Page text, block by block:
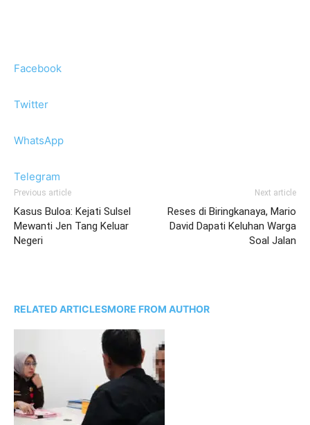
Facebook
Twitter
WhatsApp
Telegram
Previous article
Kasus Buloa: Kejati Sulsel
Mewanti Jen Tang Keluar
Negeri
Next article
Reses di Biringkanaya, Mario
David Dapati Keluhan Warga
Soal Jalan
RELATED ARTICLESMORE FROM AUTHOR